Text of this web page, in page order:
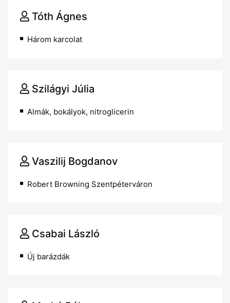
Tóth Ágnes
Három karcolat
Szilágyi Júlia
Almák, bokályok, nitroglicerin
Vaszilij Bogdanov
Robert Browning Szentpéterváron
Csabai László
Új barázdák